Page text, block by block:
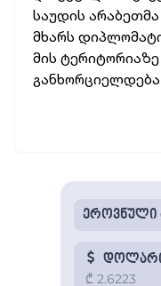
საუდის
მხარს
მის